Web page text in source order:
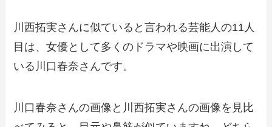
川西拓実さんに似ていると言われる芸能人の11人
目は、女優として多くのドラマや映画に出演して
いる川口春奈さんです。
川口春奈さんの画像と川西拓実さんの画像を見比